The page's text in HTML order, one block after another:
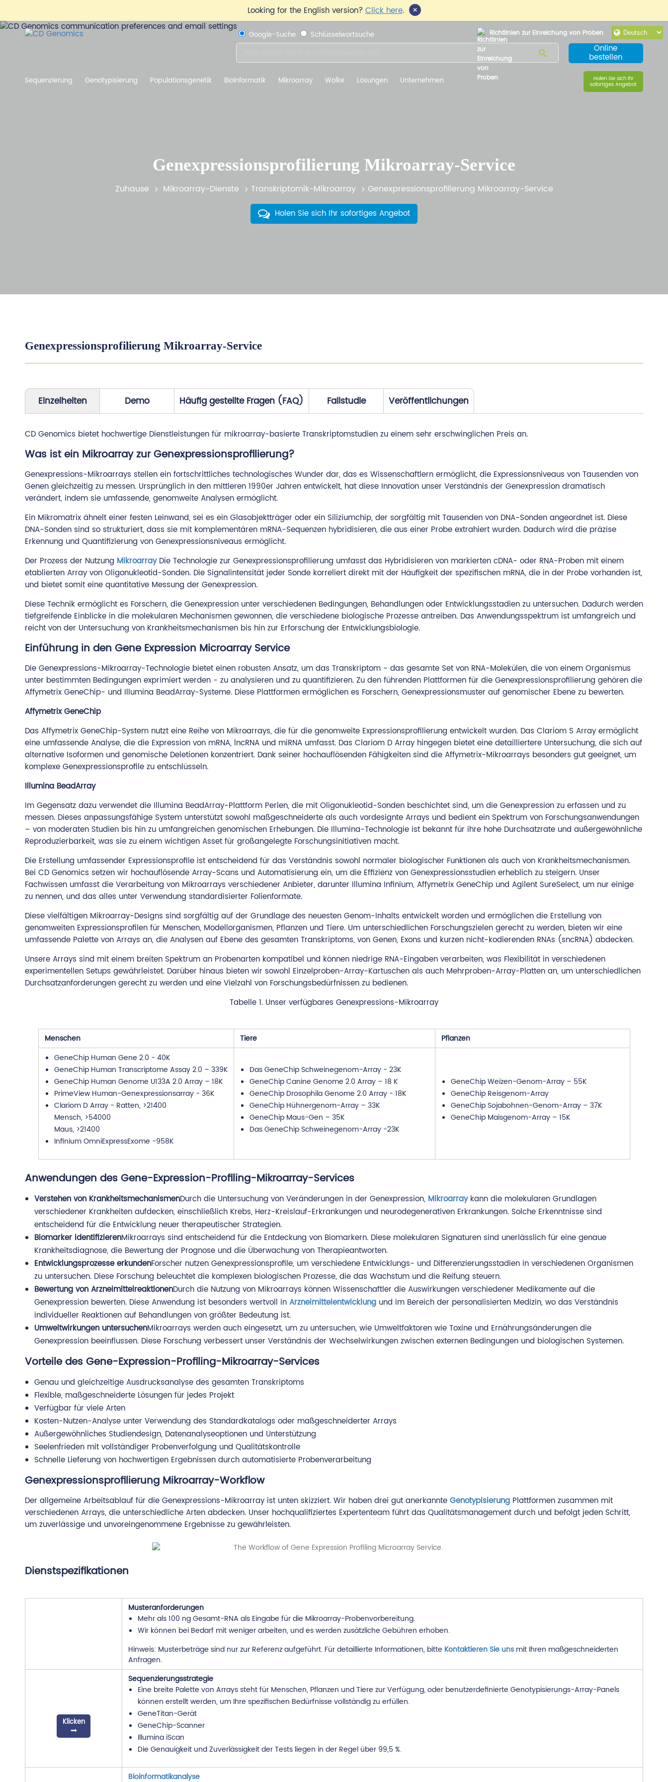
Looking for the English version?Click here. ×
Richtlinien zur Einreichung von Proben
Google-Suche Schlüsselwortsuche
Online
bestellen
Sequenzierung Genotypisierung Populationsgenetik Bioinformatik Mikroarray Wolke Lösungen Unternehmen Holen Sie sich Ihr
sofortiges Angebot
Genexpressionsprofilierung Mikroarray-Service
Zuhause Mikroarray-Dienste Transkriptomik-Mikroarray Genexpressionsprofilierung Mikroarray-Service
Holen Sie sich Ihr sofortiges Angebot
Genexpressionsprofilierung Mikroarray-Service
Einzelheiten Demo Häufig gestellte Fragen (FAQ) Fallstudie Veröffentlichungen
CD Genomics bietet hochwertige Dienstleistungen für mikroarray-basierte Transkriptomstudien zu einem sehr erschwinglichen Preis an.
Was ist ein Mikroarray zur Genexpressionsprofilierung?
Genexpressions-Mikroarrays stellen ein fortschrittliches technologisches Wunder dar, das es Wissenschaftlern ermöglicht, die Expressionsniveaus von Tausenden von
Genen gleichzeitig zu messen. Ursprünglich in den mittleren 1990er Jahren entwickelt, hat diese Innovation unser Verständnis der Genexpression dramatisch
verändert, indem sie umfassende, genomweite Analysen ermöglicht.
Ein Mikromatrix ähnelt einer festen Leinwand, sei es ein Glasobjektträger oder ein Siliziumchip, der sorgfältig mit Tausenden von DNA-Sonden angeordnet ist. Diese
DNA-Sonden sind so strukturiert, dass sie mit komplementären mRNA-Sequenzen hybridisieren, die aus einer Probe extrahiert wurden. Dadurch wird die präzise
Erkennung und Quantifizierung von Genexpressionsniveaus ermöglicht.
Der Prozess der Nutzung MikroarrayDie Technologie zur Genexpressionsprofilierung umfasst das Hybridisieren von markierten cDNA- oder RNA-Proben mit einem
etablierten Array von Oligonukleotid-Sonden. Die Signalintensität jeder Sonde korreliert direkt mit der Häufigkeit der spezifischen mRNA, die in der Probe vorhanden ist,
und bietet somit eine quantitative Messung der Genexpression.
Diese Technik ermöglicht es Forschern, die Genexpression unter verschiedenen Bedingungen, Behandlungen oder Entwicklungsstadien zu untersuchen. Dadurch werden
tiefgreifende Einblicke in die molekularen Mechanismen gewonnen, die verschiedene biologische Prozesse antreiben. Das Anwendungsspektrum ist umfangreich und
reicht von der Untersuchung von Krankheitsmechanismen bis hin zur Erforschung der Entwicklungsbiologie.
Einführung in den Gene Expression Microarray Service
Die Genexpressions-Mikroarray-Technologie bietet einen robusten Ansatz, um das Transkriptom - das gesamte Set von RNA-Molekülen, die von einem Organismus
unter bestimmten Bedingungen exprimiert werden - zu analysieren und zu quantifizieren. Zu den führenden Plattformen für die Genexpressionsprofilierung gehören die
Affymetrix GeneChip- und Illumina BeadArray-Systeme. Diese Plattformen ermöglichen es Forschern, Genexpressionsmuster auf genomischer Ebene zu bewerten.
Affymetrix GeneChip
Das Affymetrix GeneChip-System nutzt eine Reihe von Mikroarrays, die für die genomweite Expressionsprofilierung entwickelt wurden. Das Clariom S Array ermöglicht
eine umfassende Analyse, die die Expression von mRNA, lncRNA und miRNA umfasst. Das Clariom D Array hingegen bietet eine detailliertere Untersuchung, die sich auf
alternative Isoformen und genomische Deletionen konzentriert. Dank seiner hochauflösenden Fähigkeiten sind die Affymetrix-Mikroarrays besonders gut geeignet, um
komplexe Genexpressionsprofile zu entschlüsseln.
Illumina BeadArray
Im Gegensatz dazu verwendet die Illumina BeadArray-Plattform Perlen, die mit Oligonukleotid-Sonden beschichtet sind, um die Genexpression zu erfassen und zu
messen. Dieses anpassungsfähige System unterstützt sowohl maßgeschneiderte als auch vordesignte Arrays und bedient ein Spektrum von Forschungsanwendungen
– von moderaten Studien bis hin zu umfangreichen genomischen Erhebungen. Die Illumina-Technologie ist bekannt für ihre hohe Durchsatzrate und außergewöhnliche
Reproduzierbarkeit, was sie zu einem wichtigen Asset für großangelegte Forschungsinitiativen macht.
Die Erstellung umfassender Expressionsprofile ist entscheidend für das Verständnis sowohl normaler biologischer Funktionen als auch von Krankheitsmechanismen.
Bei CD Genomics setzen wir hochauflösende Array-Scans und Automatisierung ein, um die Effizienz von Genexpressionsstudien erheblich zu steigern. Unser
Fachwissen umfasst die Verarbeitung von Mikroarrays verschiedener Anbieter, darunter Illumina Infinium, Affymetrix GeneChip und Agilent SureSelect, um nur einige
zu nennen, und das alles unter Verwendung standardisierter Folienformate.
Diese vielfältigen Mikroarray-Designs sind sorgfältig auf der Grundlage des neuesten Genom-Inhalts entwickelt worden und ermöglichen die Erstellung von
genomweiten Expressionsprofilen für Menschen, Modellorganismen, Pflanzen und Tiere. Um unterschiedlichen Forschungszielen gerecht zu werden, bieten wir eine
umfassende Palette von Arrays an, die Analysen auf Ebene des gesamten Transkriptoms, von Genen, Exons und kurzen nicht-kodierenden RNAs (sncRNA) abdecken.
Unsere Arrays sind mit einem breiten Spektrum an Probenarten kompatibel und können niedrige RNA-Eingaben verarbeiten, was Flexibilität in verschiedenen
experimentellen Setups gewährleistet. Darüber hinaus bieten wir sowohl Einzelproben-Array-Kartuschen als auch Mehrproben-Array-Platten an, um unterschiedlichen
Durchsatzanforderungen gerecht zu werden und eine Vielzahl von Forschungsbedürfnissen zu bedienen.
Tabelle 1. Unser verfügbares Genexpressions-Mikroarray
Menschen Tiere
Pflanzen
GeneChip Human Gene 2.0 - 40K
GeneChip Human Transcriptome Assay 2.0 – 339K
GeneChip Human Genome U133A 2.0 Array – 18K
PrimeView Human-Genexpressionsarray - 36K
Clariom D Array - Ratten, >21400
Mensch, >54000
Maus, >21400
Infinium OmniExpressExome -958K
Das GeneChip Schweinegenom-Array - 23K
GeneChip Canine Genome 2.0 Array – 18 K
GeneChip Drosophila Genome 2.0 Array - 18K
GeneChip Hühnergenom-Array – 33K
GeneChip Maus-Gen – 35K
Das GeneChip Schweinegenom-Array -23K
GeneChip Weizen-Genom-Array – 55K
GeneChip Reisgenom-Array
GeneChip Sojabohnen-Genom-Array – 37K
GeneChip Maisgenom-Array – 15K
Anwendungen des Gene-Expression-Profiling-Mikroarray-Services
Verstehen von KrankheitsmechanismenDurch die Untersuchung von Veränderungen in der Genexpression, Mikroarraykann die molekularen Grundlagen
verschiedener Krankheiten aufdecken, einschließlich Krebs, Herz-Kreislauf-Erkrankungen und neurodegenerativen Erkrankungen. Solche Erkenntnisse sind
entscheidend für die Entwicklung neuer therapeutischer Strategien.
Biomarker identifizierenMikroarrays sind entscheidend für die Entdeckung von Biomarkern. Diese molekularen Signaturen sind unerlässlich für eine genaue
Krankheitsdiagnose, die Bewertung der Prognose und die Überwachung von Therapieantworten.
Entwicklungsprozesse erkundenForscher nutzen Genexpressionsprofile, um verschiedene Entwicklungs- und Differenzierungsstadien in verschiedenen Organismen
zu untersuchen. Diese Forschung beleuchtet die komplexen biologischen Prozesse, die das Wachstum und die Reifung steuern.
Bewertung von ArzneimittelreaktionenDurch die Nutzung von Mikroarrays können Wissenschaftler die Auswirkungen verschiedener Medikamente auf die
Genexpression bewerten. Diese Anwendung ist besonders wertvoll in Arzneimittelentwicklung und im Bereich der personalisierten Medizin, wo das Verständnis
individueller Reaktionen auf Behandlungen von größter Bedeutung ist.
Umweltwirkungen untersuchenMikroarrays werden auch eingesetzt, um zu untersuchen, wie Umweltfaktoren wie Toxine und Ernährungsänderungen die
Genexpression beeinflussen. Diese Forschung verbessert unser Verständnis der Wechselwirkungen zwischen externen Bedingungen und biologischen Systemen.
Vorteile des Gene-Expression-Profiling-Mikroarray-Services
Genau und gleichzeitige Ausdrucksanalyse des gesamten Transkriptoms
Flexible, maßgeschneiderte Lösungen für jedes Projekt
Verfügbar für viele Arten
Kosten-Nutzen-Analyse unter Verwendung des Standardkatalogs oder maßgeschneiderter Arrays
Außergewöhnliches Studiendesign, Datenanalyseoptionen und Unterstützung
Seelenfrieden mit vollständiger Probenverfolgung und Qualitätskontrolle
Schnelle Lieferung von hochwertigen Ergebnissen durch automatisierte Probenverarbeitung
Genexpressionsprofilierung Mikroarray-Workflow
Der allgemeine Arbeitsablauf für die Genexpressions-Mikroarray ist unten skizziert. Wir haben drei gut anerkannte Genotypisierung Plattformen zusammen mit
verschiedenen Arrays, die unterschiedliche Arten abdecken. Unser hochqualifiziertes Expertenteam führt das Qualitätsmanagement durch und befolgt jeden Schritt,
um zuverlässige und unvoreingenommene Ergebnisse zu gewährleisten.
Dienstspezifikationen
Musteranforderungen
Mehr als 100 ng Gesamt-RNA als Eingabe für die Mikroarray-Probenvorbereitung.
Wir können bei Bedarf mit weniger arbeiten, und es werden zusätzliche Gebühren erhoben.
Hinweis: Musterbeträge sind nur zur Referenz aufgeführt. Für detaillierte Informationen, bitte Kontaktieren Sie unsmit Ihren maßgeschneiderten
Anfragen.
Klicken
Sequenzierungsstrategie
Eine breite Palette von Arrays steht für Menschen, Pflanzen und Tiere zur Verfügung, oder benutzerdefinierte Genotypisierungs-Array-Panels
können erstellt werden, um Ihre spezifischen Bedürfnisse vollständig zu erfüllen.
GeneTitan-Gerät
GeneChip-Scanner
Illumina iScan
Die Genauigkeit und Zuverlässigkeit der Tests liegen in der Regel über 99,5 %.
Bioinformatikanalyse